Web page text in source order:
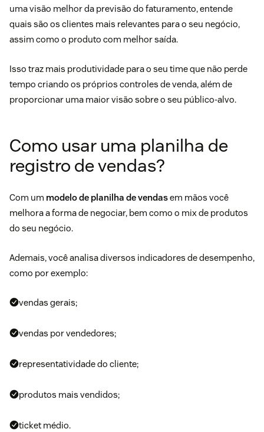
uma visão melhor da previsão do faturamento, entende
quais são os clientes mais relevantes para o seu negócio,
assim como o produto com melhor saída.
Isso traz mais produtividade para o seu time que não perde
tempo criando os próprios controles de venda, além de
proporcionar uma maior visão sobre o seu público-alvo.
Como usar uma planilha de
registro de vendas?
Com um modelo de planilha de vendasem mãos você
melhora a forma de negociar, bem como o mix de produtos
do seu negócio.
Ademais, você analisa diversos indicadores de desempenho,
como por exemplo:
vendas gerais;
vendas por vendedores;
representatividade do cliente;
produtos mais vendidos;
ticket médio.